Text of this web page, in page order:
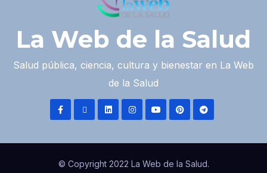
La Web de la Salud
Salud pública, ciencia, cultura y bienestar en La Web
de la Salud
© Copyright 2022 La Web de la Salud.